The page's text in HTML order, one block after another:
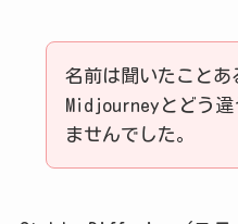
名前は聞いたことあ
Midjourneyとどう違
ませんでした。